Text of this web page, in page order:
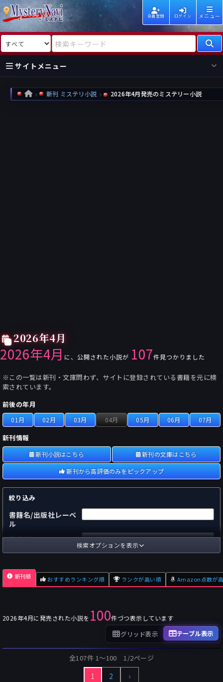
会員登録 ログイン メニュー
検索対象 検索キーワード
サイトメニュー
国内
作家
海外
作家
新着
レビュー
新刊
情報
HOME 新刊 ミステリ小説 2026年4月発売のミステリー小説
2026年4月
2026年4月 に、公開された小説が 107件見つかりました
※この一覧は新刊・文庫問わず、サイトに登録されている書籍を元に検
索されています。
前後の年月
01月 02月 03月 04月 05月 06月 07月
新刊情報
新刊小説はこちら
新刊の文庫はこちら
新刊から高評価のみをピックアップ
絞り込み
書籍名/出版社レーベ
ル
著者名
国内
海外
出版社
フォーマット
単行本
～
Pt
～
Pt
～
検索オプションを表示
新刊順 おすすめランキング順 ランクが高い順 Amazon点数が
2026年4月に発売された小説を 100件づつ表示しています
グリッド表示 テーブル表示
全107件 1〜100 1/2ページ
1 2 ›